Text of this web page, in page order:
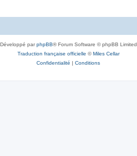
Développé parphpBB® Forum Software © phpBB Limited
Traduction française officielle ©Miles Cellar
Confidentialité | Conditions